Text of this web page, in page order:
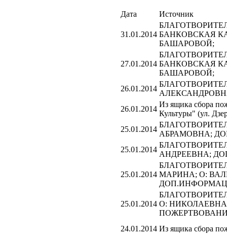
Дата Источник
31.01.2014 БАНКОВСКАЯ
БАШАРОВОЙ;
27.01.2014 БАНКОВСКАЯ
БАШАРОВОЙ;
26.01.2014
26.01.2014
Из ящика сбора
Культуры" (ул.
25.01.2014
АБРАМОВНА;
25.01.2014
АНДРЕЕВНА;
25.01.2014 МАРИНА; О:
25.01.2014 О:
24.01.2014 Из ящика сбора